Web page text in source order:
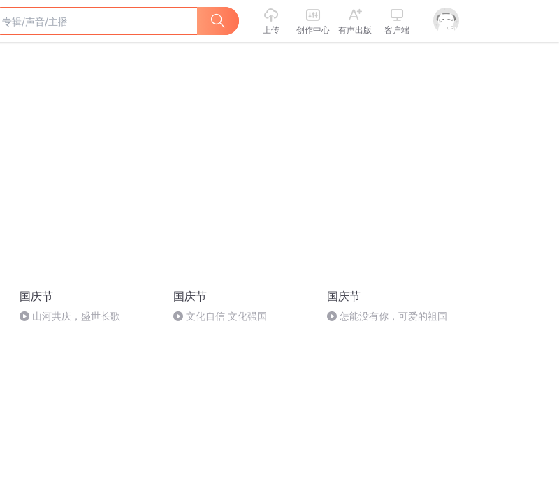
上传 创作中心 有声出版 客户端
国庆节
山河共庆，盛世长歌
国庆节
文化自信 文化强国
国庆节
怎能没有你，可爱的祖国